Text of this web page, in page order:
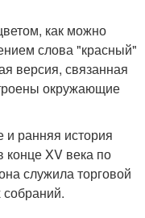
как можно
слова "красный"
версия, связанная
окружающие
и ранняя история
XV века по
служила торговой